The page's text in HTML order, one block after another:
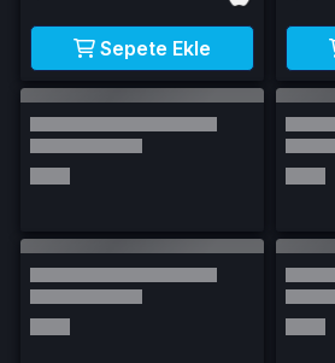
Sepete Ekle